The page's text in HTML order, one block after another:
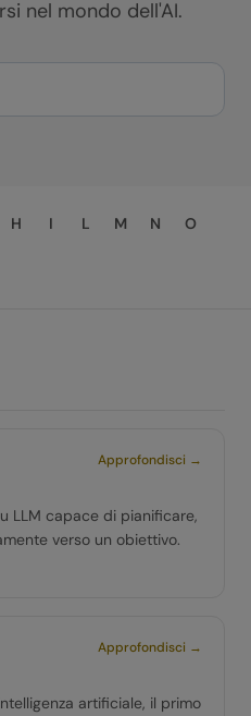
nel mondo dell'AI.
H I L M N O
Approfondisci →
LLM capace di pianificare,
verso un obiettivo.
Approfondisci →
artificiale, il primo